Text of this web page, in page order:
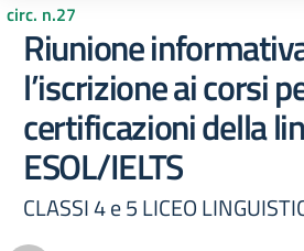
circ. n.27
Riunione
l’iscrizione ai corsi
certificazioni della
ESOL/IELTS
CLASSI 4 e 5 LICEO